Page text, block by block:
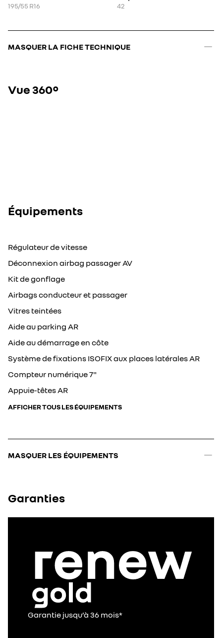
MASQUER LA FICHE TECHNIQUE
195/55 R16 42
Vue 360°
Équipements
MASQUER LES ÉQUIPEMENTS
Régulateur de vitesse
Déconnexion airbag passager AV
Kit de gonflage
Airbags conducteur et passager
Vitres teintées
Aide au parking AR
Aide au démarrage en côte
Système de fixations ISOFIX aux places latérales AR
Compteur numérique 7"
Appuie-têtes AR
AFFICHER TOUS LES ÉQUIPEMENTS
Garanties
Garantie jusqu’à 36 mois*